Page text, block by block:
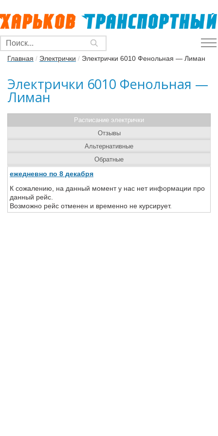
Главная / Электрички / Электрички 6010 Фенольная — Лиман
Электрички 6010 Фенольная —
Лиман
Расписание электрички
ежедневно по 8 декабря
К сожалению, на данный момент у нас нет информации про
данный рейс.
Возможно рейс отменен и временно не курсирует.
Отзывы
Альтернативные
Обратные